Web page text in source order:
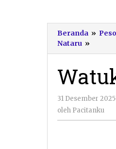
Beranda »
Nataru »
31 Desember 2025
oleh Pacitanku